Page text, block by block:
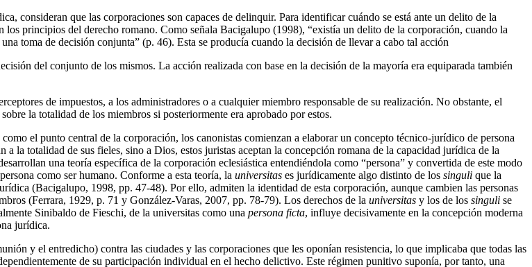
consideran que las corporaciones son capaces de delinquir. Para identificar cuándo se está ante un delito de la
los principios del derecho romano. Como señala Bacigalupo (1998), “existía un delito de la corporación, cuando la
toma de decisión conjunta” (p. 46). Esta se producía cuando la decisión de llevar a cabo tal acción
del conjunto de los mismos. La acción realizada con base en la decisión de la mayoría era equiparada también
de impuestos, a los administradores o a cualquier miembro responsable de su realización. No obstante, el
la totalidad de los miembros si posteriormente era aprobado por estos.
el punto central de la corporación, los canonistas comienzan a elaborar un concepto técnico-jurídico de persona
la totalidad de sus fieles, sino a Dios, estos juristas aceptan la concepción romana de la capacidad jurídica de la
una teoría específica de la corporación eclesiástica entendiéndola como “persona” y convertida de este modo
como ser humano. Conforme a esta teoría, la universitas es jurídicamente algo distinto de los singuli que la
(Bacigalupo, 1998, pp. 47-48). Por ello, admiten la identidad de esta corporación, aunque cambien las personas
(Ferrara, 1929, p. 71 y González-Varas, 2007, pp. 78-79). Los derechos de la universitas y los de los singuli se
Sinibaldo de Fieschi, de la universitas como una persona ficta, influye decisivamente en la concepción moderna
jurídica.
y el entredicho) contra las ciudades y las corporaciones que les oponían resistencia, lo que implicaba que todas las
de su participación individual en el hecho delictivo. Este régimen punitivo suponía, por tanto, una